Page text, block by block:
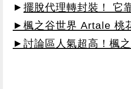
► 擺脫代理轉封裝！ 它
►楓之谷世界 Artale 桃
►討論區人氣超高！楓